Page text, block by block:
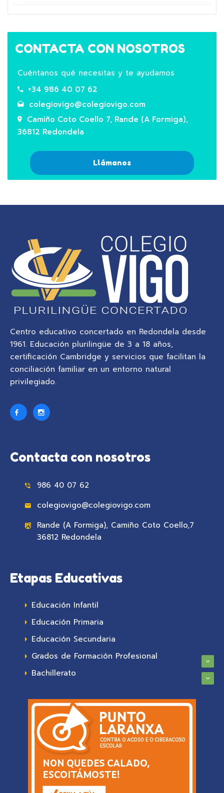
CONTACTA CON NOSOTROS
Cuéntanos qué necesitas y te ayudamos
+34 986 40 07 62
colegiovigo@colegiovigo.com
Camiño Coto Coello 7, Rande (A Formiga),
36812 Redondela
Llámanos
Centro educativo concertado en Redondela desde
1961. Educación plurilingüe de 3 a 18 años,
certificación Cambridge y servicios que facilitan la
conciliación familiar en un entorno natural
privilegiado.
Contacta con nosotros
986 40 07 62
colegiovigo@colegiovigo.com
Rande (A Formiga), Camiño Coto Coello,7
36812 Redondela
Etapas Educativas
Educación Infantil
Educación Primaria
Educación Secundaria
Grados de Formación Profesional
Bachillerato